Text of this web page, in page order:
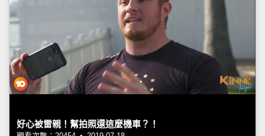
好心被雷親！幫拍照還這麼機車？！